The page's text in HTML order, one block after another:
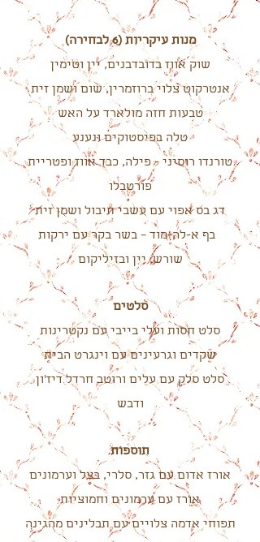
מנות עיקריות (6 לבחירה)
שוק אווז בדובדבנים, יין וטימין
אנטרקוט צלוי ברוזמרין, שום ושמן זית
טבעות חזה מולארד על האש
טלה בפיסטוקים ונענע
טורנדו רוסיני - פילה, כבד אווז ופטריית
פורטבלו
דג בס אפוי עם עשבי תיבול ושמן זית
בף א-לה-מוד – בשר בקר עם ירקות
שורש, יין ובזיליקום
סלטים
סלט חסות ועלי בייבי עם נקטרינות
שקדים וגרעינים עם וינגרט הבית
סלט סלק עם עלים ורוטב חרדל דיז'ון
ודבש
תוספות
אורז אדום עם גזר, סלרי, בצל וערמונים
אורז עם ערמונים וחמוציות
תפוחי אדמה צלויים עם תבלינים מהגינה